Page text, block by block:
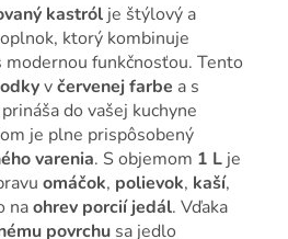
kastról je štýlový a
ktorý kombinuje
modernou funkčnosťou. Tento
včervenej farbe a s
prináša do vašej kuchyne
je plne prispôsobený
varenia. S objemom 1 L je
omáčok, polievok, kaší,
naohrev porcií jedál. Vďaka
povrchu sa jedlo